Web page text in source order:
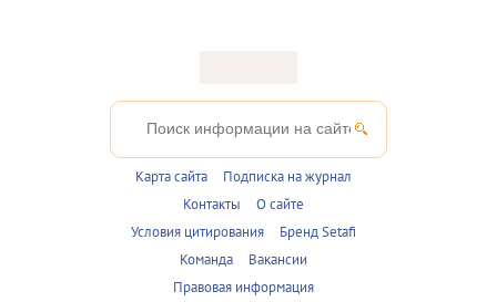
Карта сайта
Подписка на журнал
Контакты
О сайте
Условия цитирования
Бренд Setafi
Команда
Вакансии
Правовая информация